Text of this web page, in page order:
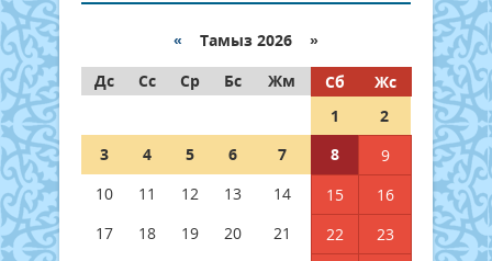
« Тамыз 2026 »
Дс
Сс Ср Бс Жм Сб
Жс
1
2
3
4 5 6 7 8
9
10
11 12 13 14 15
16
17
18 19 20 21 22
23